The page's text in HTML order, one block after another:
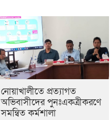
নোয়াখালীতে প্রত্যাগত
অভিবাসীদের পুনঃএকত্রীকরণে
সমন্বিত কর্মশালা